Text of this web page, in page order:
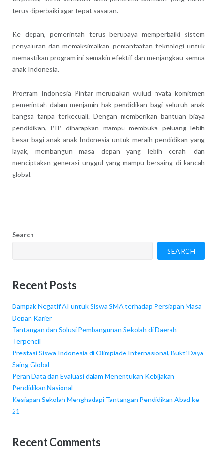
terus diperbaiki agar tepat sasaran.
Ke depan, pemerintah terus berupaya memperbaiki sistem
penyaluran dan memaksimalkan pemanfaatan teknologi untuk
memastikan program ini semakin efektif dan menjangkau semua
anak Indonesia.
Program Indonesia Pintar merupakan wujud nyata komitmen
pemerintah dalam menjamin hak pendidikan bagi seluruh anak
bangsa tanpa terkecuali. Dengan memberikan bantuan biaya
pendidikan, PIP diharapkan mampu membuka peluang lebih
besar bagi anak-anak Indonesia untuk meraih pendidikan yang
layak, membangun masa depan yang lebih cerah, dan
menciptakan generasi unggul yang mampu bersaing di kancah
global.
Search
SEARCH
Recent Posts
Dampak Negatif AI untuk Siswa SMA terhadap Persiapan Masa
Depan Karier
Tantangan dan Solusi Pembangunan Sekolah di Daerah
Terpencil
Prestasi Siswa Indonesia di Olimpiade Internasional, Bukti Daya
Saing Global
Peran Data dan Evaluasi dalam Menentukan Kebijakan
Pendidikan Nasional
Kesiapan Sekolah Menghadapi Tantangan Pendidikan Abad ke-
21
Recent Comments